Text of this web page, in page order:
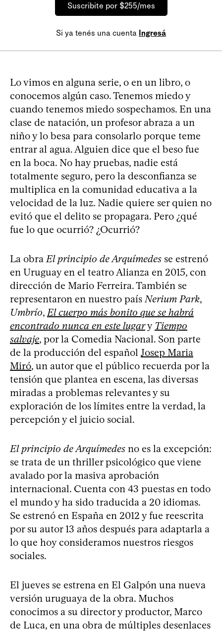
Suscribite por $255/mes
Si ya tenés una cuenta Ingresá
Lo vimos en alguna serie, o en un libro, o
conocemos algún caso. Tenemos miedo y
cuando tenemos miedo sospechamos. En una
clase de natación, un profesor abraza a un
niño y lo besa para consolarlo porque teme
entrar al agua. Alguien dice que el beso fue
en la boca. No hay pruebas, nadie está
totalmente seguro, pero la desconfianza se
multiplica en la comunidad educativa a la
velocidad de la luz. Nadie quiere ser quien no
evitó que el delito se propagara. Pero ¿qué
fue lo que ocurrió? ¿Ocurrió?
La obra El principio de Arquímedes se estrenó
en Uruguay en el teatro Alianza en 2015, con
dirección de Mario Ferreira. También se
representaron en nuestro país Nerium Park,
Umbrío, El cuerpo más bonito que se habrá
encontrado nunca en este lugary Tiempo
salvaje, por la Comedia Nacional. Son parte
de la producción del español Josep Maria
Miró, un autor que el público recuerda por la
tensión que plantea en escena, las diversas
miradas a problemas relevantes y su
exploración de los límites entre la verdad, la
percepción y el juicio social.
El principio de Arquímedes no es la excepción:
se trata de un thriller psicológico que viene
avalado por la masiva aprobación
internacional. Cuenta con 43 puestas en todo
el mundo y ha sido traducida a 20 idiomas.
Se estrenó en España en 2012 y fue reescrita
por su autor 13 años después para adaptarla a
lo que hoy consideramos nuestros riesgos
sociales.
El jueves se estrena en El Galpón una nueva
versión uruguaya de la obra. Muchos
conocimos a su director y productor, Marco
de Luca, en una obra de múltiples desenlaces